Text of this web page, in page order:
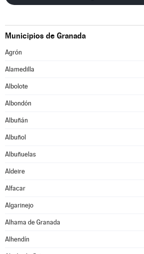
Municipios de Granada
Agrón
Alamedilla
Albolote
Albondón
Albuñán
Albuñol
Albuñuelas
Aldeire
Alfacar
Algarinejo
Alhama de Granada
Alhendín